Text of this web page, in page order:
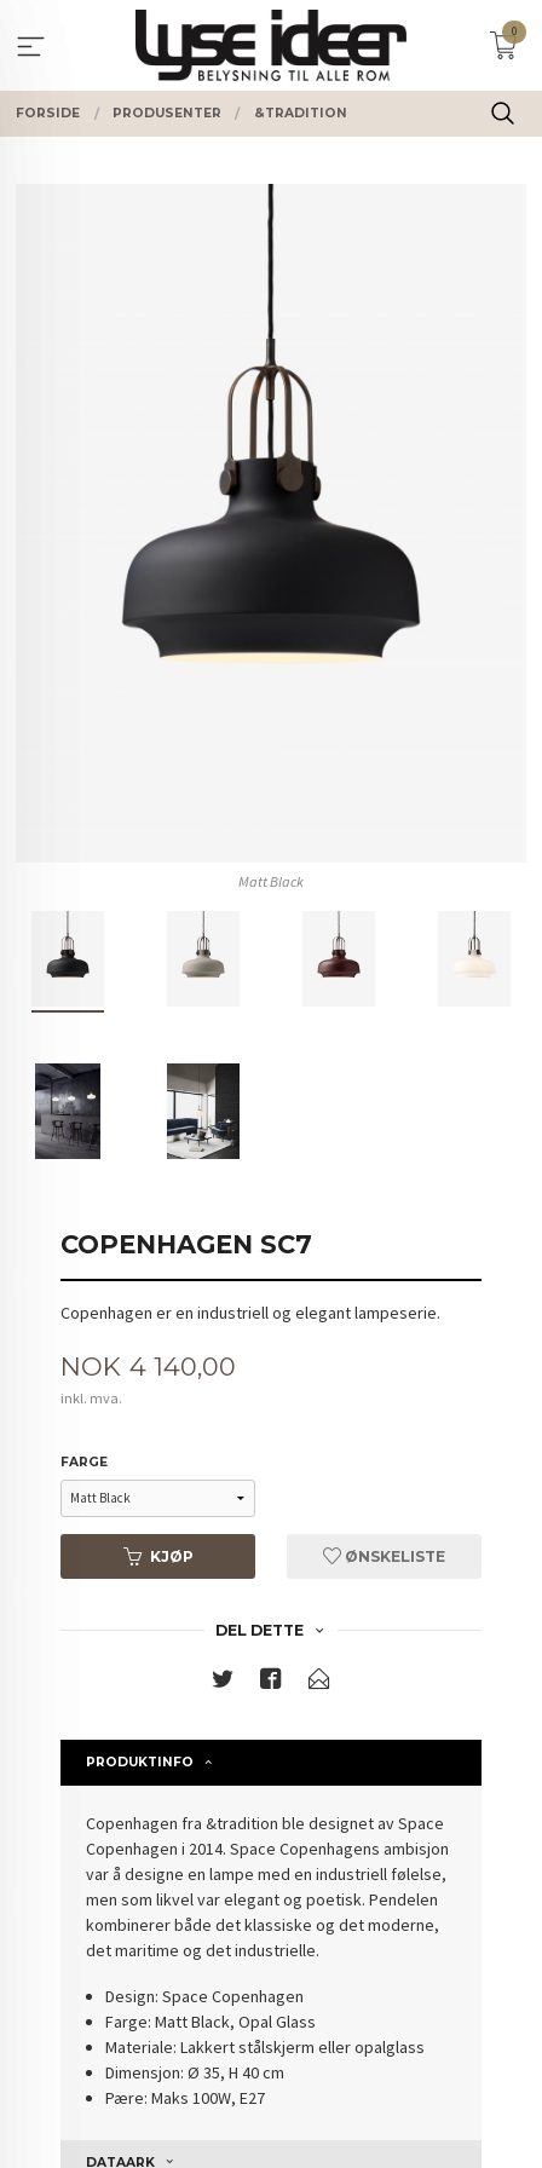
innholdet
0
FORSIDE PRODUSENTER &TRADITION
Matt Black
COPENHAGEN SC7
Copenhagen er en industriell og elegant lampeserie.
Pris
NOK 4 140,00
inkl. mva.
FARGE
KJØP ØNSKELISTE
DEL DETTE
PRODUKTINFO
Copenhagen fra &tradition ble designet av Space
Copenhagen i 2014. Space Copenhagens ambisjon
var å designe en lampe med en industriell følelse,
men som likvel var elegant og poetisk. Pendelen
kombinerer både det klassiske og det moderne,
det maritime og det industrielle.
Design: Space Copenhagen
Farge: Matt Black, Opal Glass
Materiale: Lakkert stålskjerm eller opalglass
Dimensjon: Ø 35, H 40 cm
Pære: Maks 100W, E27
DATAARK